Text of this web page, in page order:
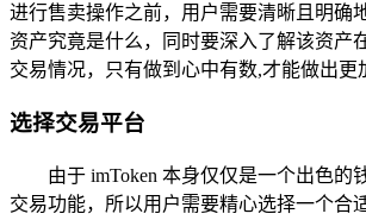
进行售卖操作之前，用户需要清晰且明确
资产究竟是什么，同时要深入了解该资产
交易情况，只有做到心中有数,才能做出更
选择交易平台
由于 imToken 本身仅仅是一个出色的
交易功能，所以用户需要精心选择一个合